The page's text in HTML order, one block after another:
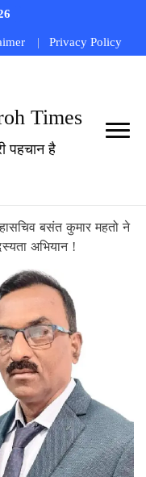
Privacy Policy
Times
पहचान है
बसंत कुमार महतो ने
अभियान !